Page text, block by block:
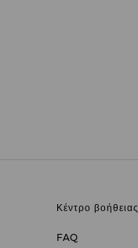
Κέντρο βοήθειας
FAQ